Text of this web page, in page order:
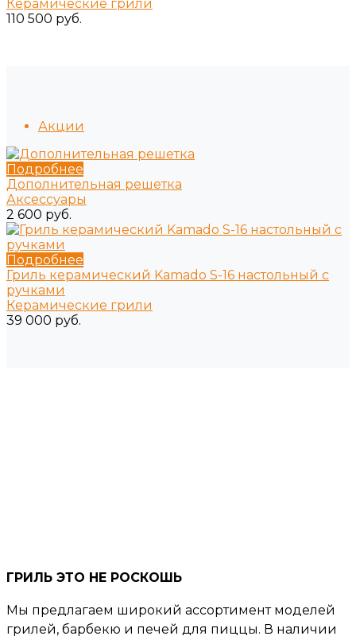
Керамические грили
110 500 руб.
Акции
Подробнее
Дополнительная решетка
Аксессуары
2 600 руб.
Подробнее
Гриль керамический Kamado S-16 настольный с
ручками
Керамические грили
39 000 руб.
ГРИЛЬ ЭТО НЕ РОСКОШЬ
Мы предлагаем широкий ассортимент моделей
грилей, барбекю и печей для пиццы. В наличии